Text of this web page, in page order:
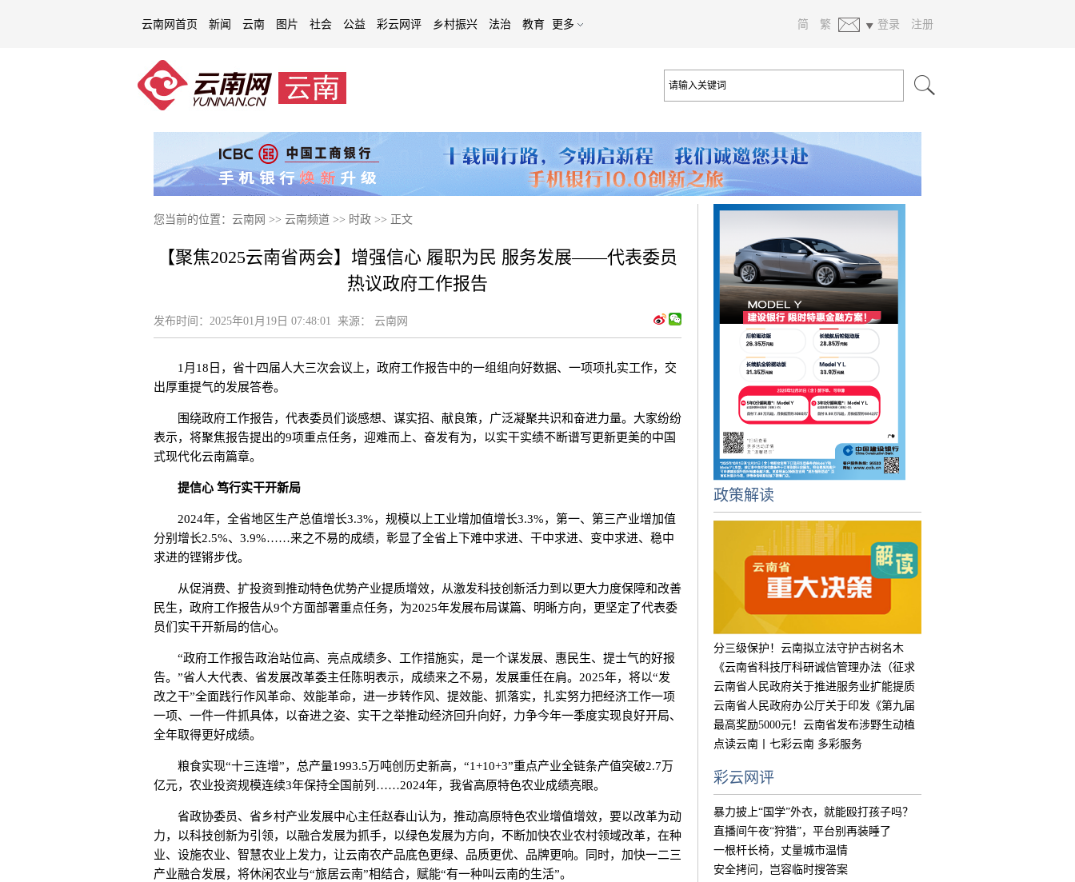
云南网首页 新闻 云南 图片 社会 公益 彩云网评 乡村振兴 法治 教育 更多 简 繁 登录 注册
您当前的位置： 云南网 >> 云南频道 >> 时政 >> 正文
【聚焦2025云南省两会】增强信心 履职为民 服务发展——代表委员
热议政府工作报告
发布时间： 2025年01月19日 07:48:01 来源： 云南网
1月18日，省十四届人大三次会议上，政府工作报告中的一组组向好数据、一项项扎实工作，交
出厚重提气的发展答卷。
围绕政府工作报告，代表委员们谈感想、谋实招、献良策，广泛凝聚共识和奋进力量。大家纷纷
表示，将聚焦报告提出的9项重点任务，迎难而上、奋发有为，以实干实绩不断谱写更新更美的中国
式现代化云南篇章。
提信心 笃行实干开新局
2024年，全省地区生产总值增长3.3%，规模以上工业增加值增长3.3%，第一、第三产业增加值
分别增长2.5%、3.9%……来之不易的成绩，彰显了全省上下难中求进、干中求进、变中求进、稳中
求进的铿锵步伐。
从促消费、扩投资到推动特色优势产业提质增效，从激发科技创新活力到以更大力度保障和改善
民生，政府工作报告从9个方面部署重点任务，为2025年发展布局谋篇、明晰方向，更坚定了代表委
员们实干开新局的信心。
“政府工作报告政治站位高、亮点成绩多、工作措施实，是一个谋发展、惠民生、提士气的好报
告。”省人大代表、省发展改革委主任陈明表示，成绩来之不易，发展重任在肩。2025年，将以“发
改之干”全面践行作风革命、效能革命，进一步转作风、提效能、抓落实，扎实努力把经济工作一项
一项、一件一件抓具体，以奋进之姿、实干之举推动经济回升向好，力争今年一季度实现良好开局、
全年取得更好成绩。
粮食实现“十三连增”，总产量1993.5万吨创历史新高，“1+10+3”重点产业全链条产值突破2.7万
亿元，农业投资规模连续3年保持全国前列……2024年，我省高原特色农业成绩亮眼。
省政协委员、省乡村产业发展中心主任赵春山认为，推动高原特色农业增值增效，要以改革为动
力，以科技创新为引领，以融合发展为抓手，以绿色发展为方向，不断加快农业农村领域改革，在种
业、设施农业、智慧农业上发力，让云南农产品底色更绿、品质更优、品牌更响。同时，加快一二三
产业融合发展，将休闲农业与“旅居云南”相结合，赋能“有一种叫云南的生活”。
政策解读
分三级保护！云南拟立法守护古树名木
《云南省科技厅科研诚信管理办法（征求
意见
云南省人民政府关于推进服务业扩能提质
的实
云南省人民政府办公厅关于印发《第九届
中国
最高奖励5000元！云南省发布涉野生动植
物违
点读云南丨七彩云南 多彩服务
彩云网评
暴力披上“国学”外衣，就能殴打孩子吗？
直播间午夜“狩猎”，平台别再装睡了
一根杆长椅，丈量城市温情
安全拷问，岂容临时搜答案